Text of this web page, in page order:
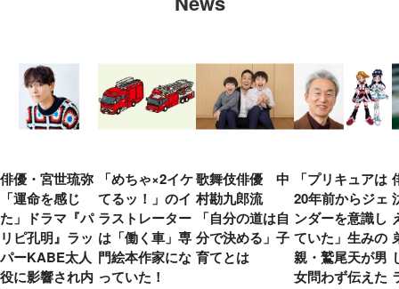
俳優・宮世琉弥
「運命を感じ
た」ドラマ『パ
リピ孔明』ラッ
パーKABE太人
役に影響され内
「めちゃ×2イケ
てるッ！」のイ
ラストレーター
は「働く車」専
門絵本作家にな
っていた！
歌舞伎俳優 中
村勘九郎流
「自分の道は自
分で決める」子
育てとは
「プリキュアは
20年前からジェ
ンダーを意識し
ていた」生みの
親・鷲尾天が男
女問わず伝えた